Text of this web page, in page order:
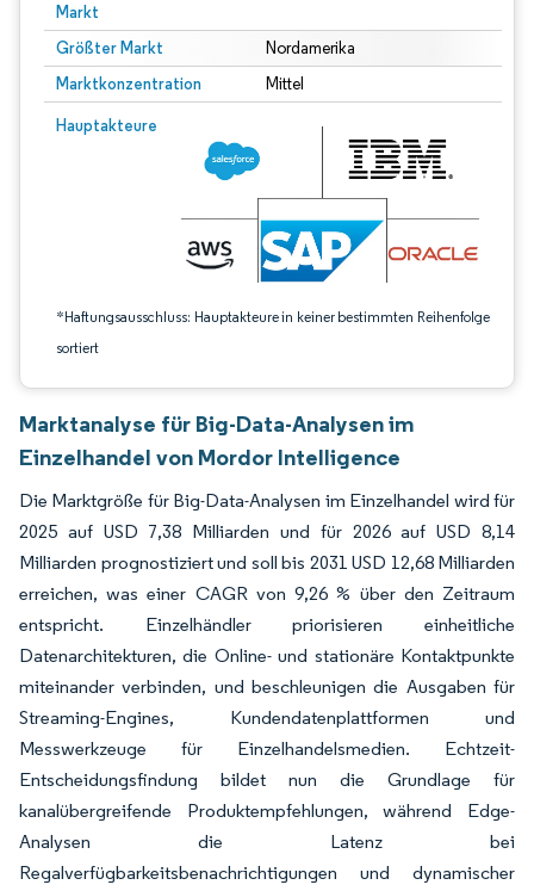
Markt
Größter Markt Nordamerika
Marktkonzentration Mittel
Hauptakteure
*Haftungsausschluss: Hauptakteure in keiner bestimmten Reihenfolge
sortiert
Bild © Mordor Intelligence. Wiederverwendung erfordert Namensnennung
Marktanalyse für Big-Data-Analysen im
Einzelhandel von Mordor Intelligence
Die Marktgröße für Big-Data-Analysen im Einzelhandel wird für
2025 auf USD 7,38 Milliarden und für 2026 auf USD 8,14
Milliarden prognostiziert und soll bis 2031 USD 12,68 Milliarden
erreichen, was einer CAGR von 9,26 % über den Zeitraum
entspricht. Einzelhändler priorisieren einheitliche
Datenarchitekturen, die Online- und stationäre Kontaktpunkte
miteinander verbinden, und beschleunigen die Ausgaben für
Streaming-Engines, Kundendatenplattformen und
Messwerkzeuge für Einzelhandelsmedien. Echtzeit-
Entscheidungsfindung bildet nun die Grundlage für
kanalübergreifende Produktempfehlungen, während Edge-
Analysen die Latenz bei
Regalverfügbarkeitsbenachrichtigungen und dynamischer